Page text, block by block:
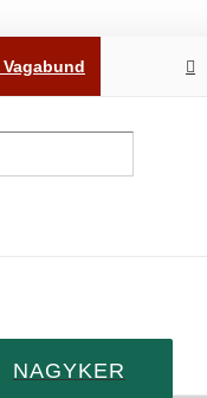
Vagabund
NAGYKER